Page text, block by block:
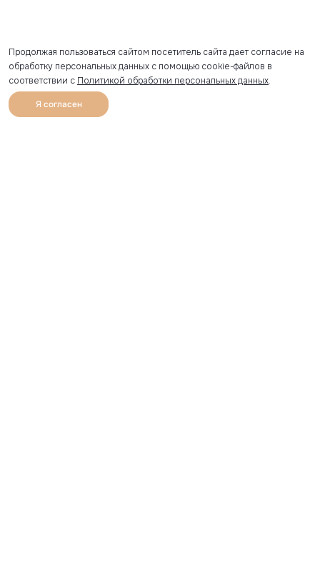
Каталог Избранное
Продолжая пользоваться сайтом посетитель сайта дает согласие на
обработку персональных данных с помощью cookie-файлов в
соответствии с Политикой обработки персональных данных.
Я согласен